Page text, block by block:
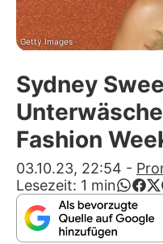
Alle
App
Getty Images
Sydney
Fashion
03.10.23, 22:54 -
Lesezeit: 1 min